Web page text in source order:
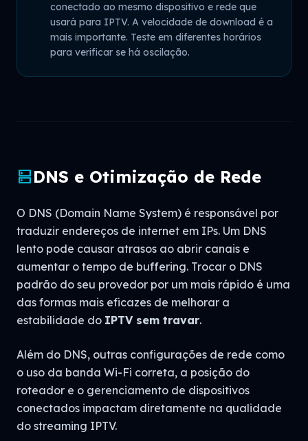
conectado ao mesmo dispositivo e rede que
usará para IPTV. A velocidade de download é a
mais importante. Teste em diferentes horários
para verificar se há oscilação.
dnsDNS e Otimização de Rede
O DNS (Domain Name System) é responsável por
traduzir endereços de internet em IPs. Um DNS
lento pode causar atrasos ao abrir canais e
aumentar o tempo de buffering. Trocar o DNS
padrão do seu provedor por um mais rápido é uma
das formas mais eficazes de melhorar a
estabilidade do IPTV sem travar.
Além do DNS, outras configurações de rede como
o uso da banda Wi-Fi correta, a posição do
roteador e o gerenciamento de dispositivos
conectados impactam diretamente na qualidade
do streaming IPTV.